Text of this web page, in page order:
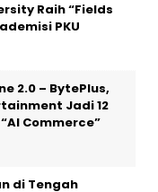
Raih “Fields
PKU
2.0 – BytePlus,
Jadi 12
Commerce”
di Tengah